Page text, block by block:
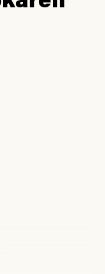
källor” för att
ETC.
korrekt rubrik
senare om
domar till
generös
vars motiv att
som de
uppgifter.
metod